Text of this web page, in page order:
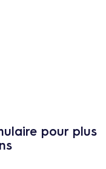
pour plus